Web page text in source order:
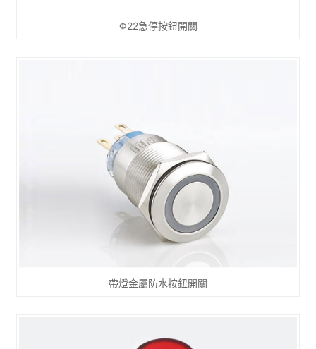
Φ22急停按鈕開關
帶燈金屬防水按鈕開關